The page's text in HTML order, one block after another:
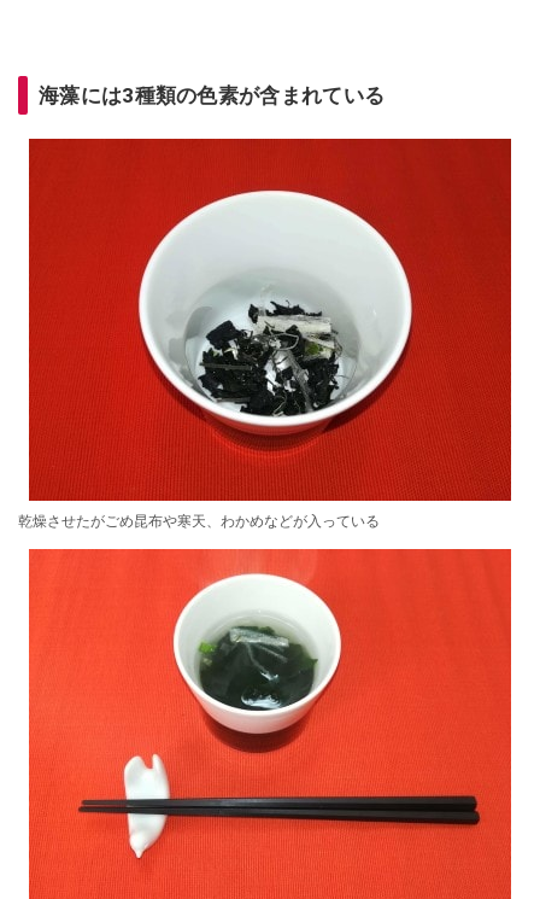
海藻には3種類の色素が含まれている
乾燥させたがごめ昆布や寒天、わかめなどが入っている